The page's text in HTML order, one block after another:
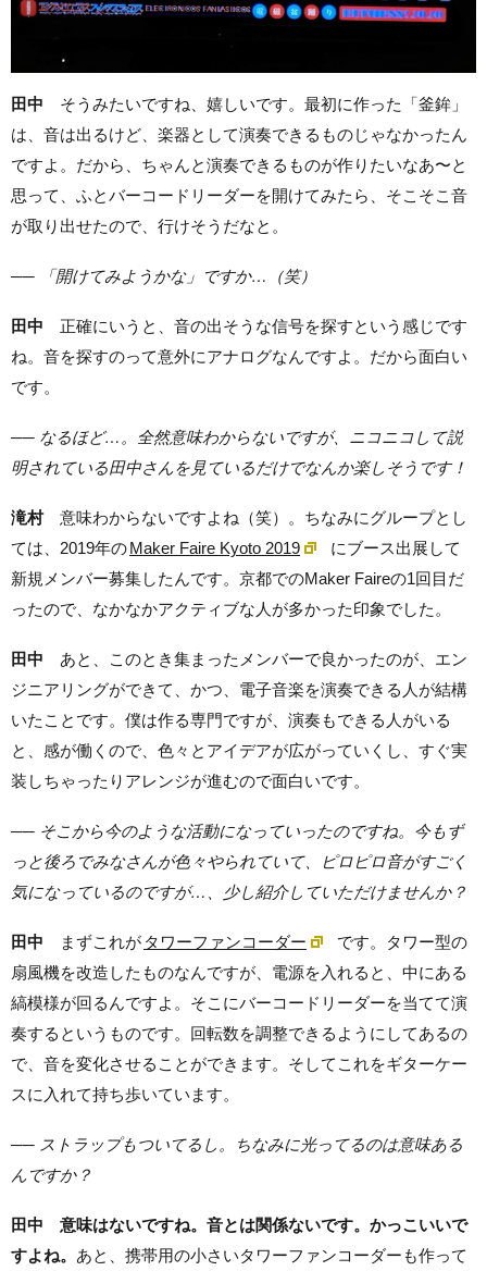
田中 そうみたいですね、嬉しいです。最初に作った「釜鉾」
は、音は出るけど、楽器として演奏できるものじゃなかったん
ですよ。だから、ちゃんと演奏できるものが作りたいなあ〜と
思って、ふとバーコードリーダーを開けてみたら、そこそこ音
が取り出せたので、行けそうだなと。
── 「開けてみようかな」ですか…（笑）
田中 正確にいうと、音の出そうな信号を探すという感じです
ね。音を探すのって意外にアナログなんですよ。だから面白い
です。
── なるほど…。全然意味わからないですが、ニコニコして説
明されている田中さんを見ているだけでなんか楽しそうです！
滝村意味わからないですよね（笑）。ちなみにグループとし
ては、2019年のMaker Faire Kyoto 2019
にブース出展して
新規メンバー募集したんです。京都でのMaker Faireの1回目だ
ったので、なかなかアクティブな人が多かった印象でした。
田中 あと、このとき集まったメンバーで良かったのが、エン
ジニアリングができて、かつ、電子音楽を演奏できる人が結構
いたことです。僕は作る専門ですが、演奏もできる人がいる
と、感が働くので、色々とアイデアが広がっていくし、すぐ実
装しちゃったりアレンジが進むので面白いです。
── そこから今のような活動になっていったのですね。今もず
っと後ろでみなさんが色々やられていて、ピロピロ音がすごく
気になっているのですが…、少し紹介していただけませんか？
田中 まずこれが タワーファンコーダー
です。タワー型の
扇風機を改造したものなんですが、電源を入れると、中にある
縞模様が回るんですよ。そこにバーコードリーダーを当てて演
奏するというものです。回転数を調整できるようにしてあるの
で、音を変化させることができます。そしてこれをギターケー
スに入れて持ち歩いています。
── ストラップもついてるし。ちなみに光ってるのは意味ある
んですか？
田中
意味はないですね。音とは関係ないです。かっこいいで
すよね。 あと、携帯用の小さいタワーファンコーダーも作って